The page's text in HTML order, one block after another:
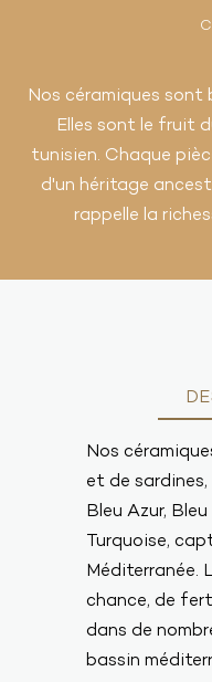
Nos céramiques sont
Elles sont le fruit
tunisien. Chaque
d'un héritage
rappelle la
Nos
et de
Bleu Azur,
Turquoise,
Méditerranée.
chance, de
dans de
bassin